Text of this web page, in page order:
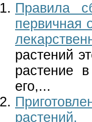
Правила
первичная
растений
растение
его,...